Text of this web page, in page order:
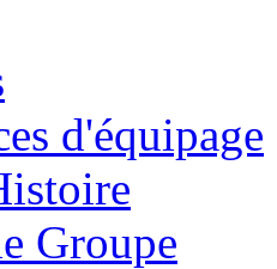
d'équipage
Groupe